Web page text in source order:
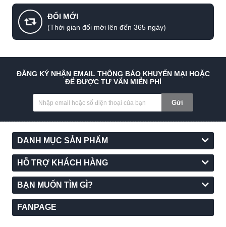
ĐỔI MỚI
(Thời gian đổi mới lên đến 365 ngày)
ĐĂNG KÝ NHẬN EMAIL THÔNG BÁO KHUYẾN MẠI HOẶC
ĐỂ ĐƯỢC TƯ VẤN MIỄN PHÍ
Gửi
DANH MỤC SẢN PHẨM
HỖ TRỢ KHÁCH HÀNG
BẠN MUỐN TÌM GÌ?
FANPAGE